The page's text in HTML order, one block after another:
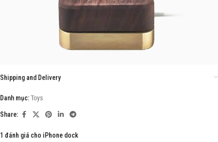
Shipping and Delivery
Danh mục:Toys
Share:
1 đánh giá cho iPhone dock